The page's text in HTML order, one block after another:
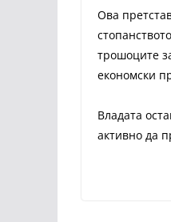
Ова
трошоците
економски
Владата
активно да